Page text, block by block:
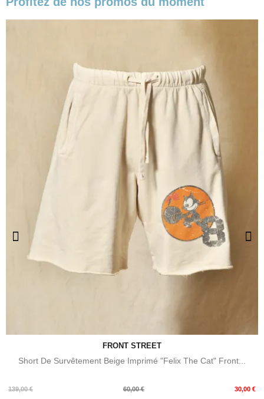
FRONT STREET
Short De Survêtement Beige Imprimé "Felix The Cat" Front...
139,00 €
Prix
60,00 € 30,00 €
Prix